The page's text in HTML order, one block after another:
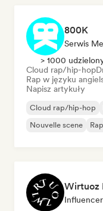
800K
Serwis
> 1000
Cloud rap/hip-hop
Rap w języku
Napisz artykuły
Cloud rap/hip-hop
Nouvelle scene
Wirtuoz